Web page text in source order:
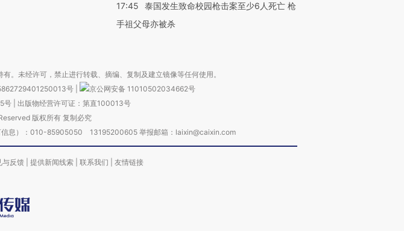
17:45
泰国发生致命校园枪击案至少6人死亡 枪
手祖父母亦被杀
。未经许可，禁止进行转载、摘编、复制及建立镜像等任何使用。
号
京公网安备 11010502034662号
号| 出版物经营许可证：第直100013号
版权所有 复制必究
信息）：010-85905050 13195200605 举报邮箱：laixin@caixin.com
与反馈 提供新闻线索 联系我们 友情链接